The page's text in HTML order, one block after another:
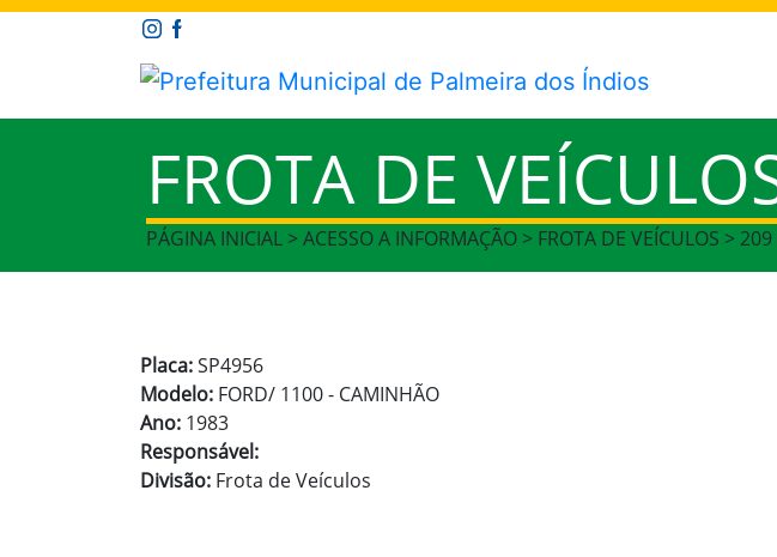
FROTA DE
PÁGINA INICIAL > ACESSO A INFORMAÇÃO > FROTA DE VEÍCULOS > 209
Placa:SP4956
Modelo: FORD/ 1100 - CAMINHÃO
Ano: 1983
Responsável:
Divisão: Frota de Veículos